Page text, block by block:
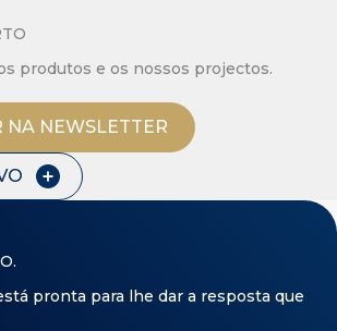
produtos e os nossos projectos.
NA NEWSLETTER
pronta para lhe dar a resposta que